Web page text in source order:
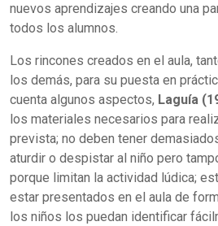
nuevos aprendizajes creando una
todos los alumnos.
Los rincones creados en el aula,
los demás, para su puesta en
cuenta algunos aspectos, Laguía
los materiales necesarios para
prevista; no deben tener
aturdir o despistar al niño pero
porque limitan la actividad lúdica;
estar presentados en el aula de
los niños los puedan identificar